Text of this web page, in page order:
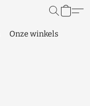
Onze winkels